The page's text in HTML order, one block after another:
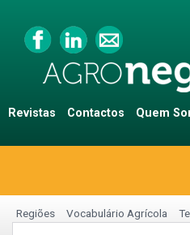
Revistas Contactos Quem
Regiões Vocabulário Agrícola